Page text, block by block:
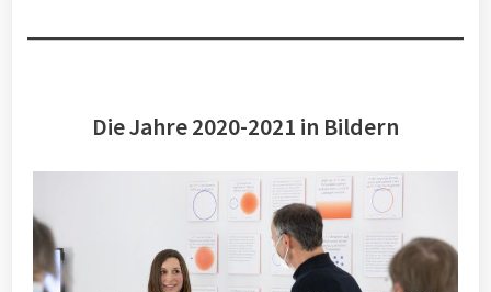
Die Jahre 2020-2021 in Bildern